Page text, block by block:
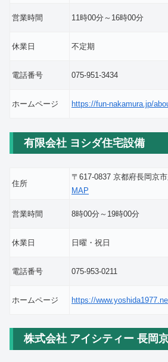
営業時間 11時00分～16時00分
休業日 不定期
電話番号 075-951-3434
ホームページ https://fun-nakamura.jp/
有限会社 ヨシダ住宅設備
住所
〒617-0837 京都府長岡京
MAP
営業時間 8時00分～19時00分
休業日 日曜・祝日
電話番号 075-953-0211
ホームページ https://
株式会社 アイシティー 長岡